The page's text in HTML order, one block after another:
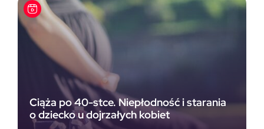
Ciąża po 40-stce. Niepłodność i starania
o dziecko u dojrzałych kobiet